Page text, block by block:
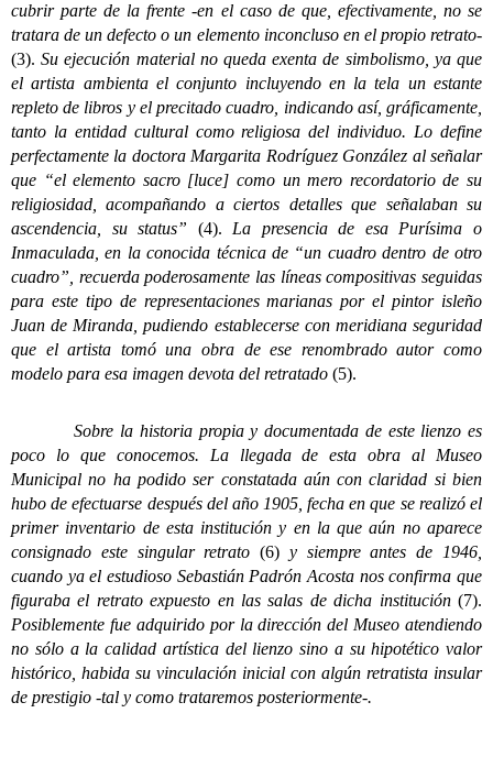
cubrir parte de la frente -en el caso de que, efectivamente, no se
tratara de un defecto o un elemento inconcluso en el propio retrato-
(3).Su ejecución material no queda exenta de simbolismo, ya que
el artista ambienta el conjunto incluyendo en la tela un estante
repleto de libros y el precitado cuadro, indicando así, gráficamente,
tanto la entidad cultural como religiosa del individuo. Lo define
perfectamente la doctora Margarita Rodríguez González al señalar
que “el elemento sacro [luce] como un mero recordatorio de su
religiosidad, acompañando a ciertos detalles que señalaban su
ascendencia, su status” (4). La presencia de esa Purísima o
Inmaculada, en la conocida técnica de “un cuadro dentro de otro
cuadro”, recuerda poderosamente las líneas compositivas seguidas
para este tipo de representaciones marianas por el pintor isleño
Juan de Miranda, pudiendo establecerse con meridiana seguridad
que el artista tomó una obra de ese renombrado autor como
modelo para esa imagen devota del retratado (5).
Sobre la historia propia y documentada de este lienzo es
poco lo que conocemos. La llegada de esta obra al Museo
Municipal no ha podido ser constatada aún con claridad si bien
hubo de efectuarse después del año 1905, fecha en que se realizó el
primer inventario de esta institución y en la que aún no aparece
consignado este singular retrato(6) y siempre antes de 1946,
cuando ya el estudioso Sebastián Padrón Acosta nos confirma que
figuraba el retrato expuesto en las salas de dicha institución (7).
Posiblemente fue adquirido por la dirección del Museo atendiendo
no sólo a la calidad artística del lienzo sino a su hipotético valor
histórico, habida su vinculación inicial con algún retratista insular
de prestigio -tal y como trataremos posteriormente-.